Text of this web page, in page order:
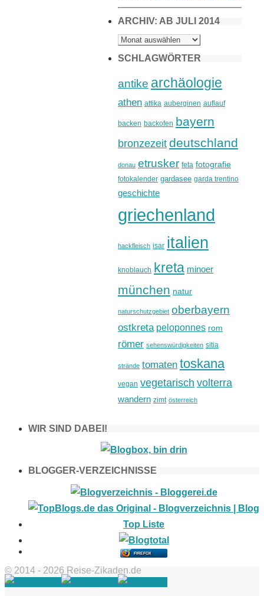
ARCHIV: AB JULI 2014
ARCHIV:
AB
2014
SCHLAGWÖRTER
antike archäologie
athen attika auberginen auflauf
backen backofen bayern
bronzezeit deutschland
donau etrusker feta fotografie
fotokalender gardasee garda trentino
geschichte
griechenland
hackfleisch isar italien
knoblauch kreta minoer
münchen natur
naturschutzgebiet oberbayern
ostkreta peloponnes rom
römer sehenswürdigkeiten sitia
strände tomaten toskana
vegan vegetarisch volterra
wandern zimt österreich
WIR SIND DABEI!
BLOGGER-VERZEICHNISSE
FIREFOX
© 2014 - 2026 Reise-Zikaden.de